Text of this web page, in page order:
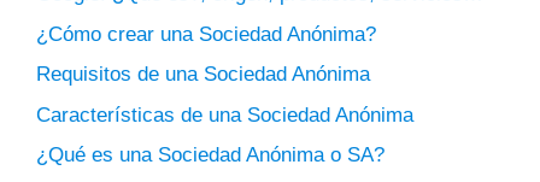
¿Cómo crear una Sociedad Anónima?
Requisitos de una Sociedad Anónima
Características de una Sociedad Anónima
¿Qué es una Sociedad Anónima o SA?